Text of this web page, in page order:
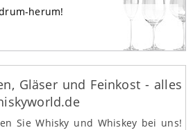
herum!
Gläser und Feinkost - alles
Sie Whisky und Whiskey bei uns!